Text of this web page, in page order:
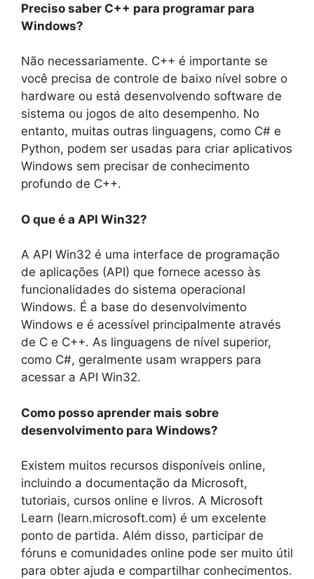
Preciso saber C++ para programar para
Windows?
Não necessariamente. C++ é importante se
você precisa de controle de baixo nível sobre o
hardware ou está desenvolvendo software de
sistema ou jogos de alto desempenho. No
entanto, muitas outras linguagens, como C# e
Python, podem ser usadas para criar aplicativos
Windows sem precisar de conhecimento
profundo de C++.
O que é a API Win32?
A API Win32 é uma interface de programação
de aplicações (API) que fornece acesso às
funcionalidades do sistema operacional
Windows. É a base do desenvolvimento
Windows e é acessível principalmente através
de C e C++. As linguagens de nível superior,
como C#, geralmente usam wrappers para
acessar a API Win32.
Como posso aprender mais sobre
desenvolvimento para Windows?
Existem muitos recursos disponíveis online,
incluindo a documentação da Microsoft,
tutoriais, cursos online e livros. A Microsoft
Learn (learn.microsoft.com) é um excelente
ponto de partida. Além disso, participar de
fóruns e comunidades online pode ser muito útil
para obter ajuda e compartilhar conhecimentos.